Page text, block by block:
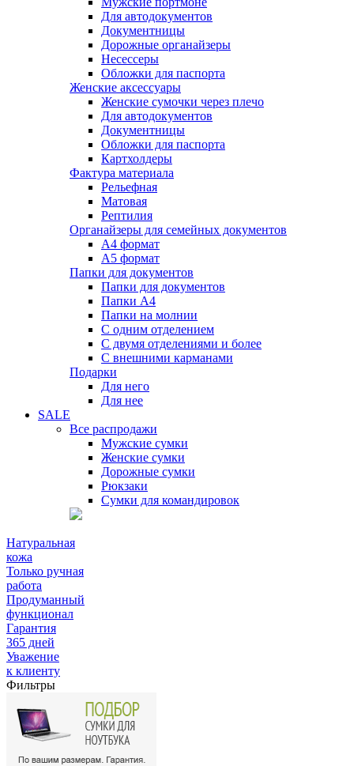
Для автодокументов
Документницы
Дорожные органайзеры
Несессеры
Обложки для паспорта
Женские аксессуары
Женские сумочки через плечо
Для автодокументов
Документницы
Обложки для паспорта
Картхолдеры
Фактура материала
Рельефная
Матовая
Рептилия
Органайзеры для семейных документов
А4 формат
А5 формат
Папки для документов
Папки для документов
Папки А4
Папки на молнии
С одним отделением
С двумя отделениями и более
С внешними карманами
Подарки
Для него
Для нее
SALE
Все распродажи
Мужские сумки
Женские сумки
Дорожные сумки
Рюкзаки
Сумки для командировок
Натуральная
кожа
Только ручная
работа
Продуманный
функционал
Гарантия
365 дней
Уважение
к клиенту
Фильтры